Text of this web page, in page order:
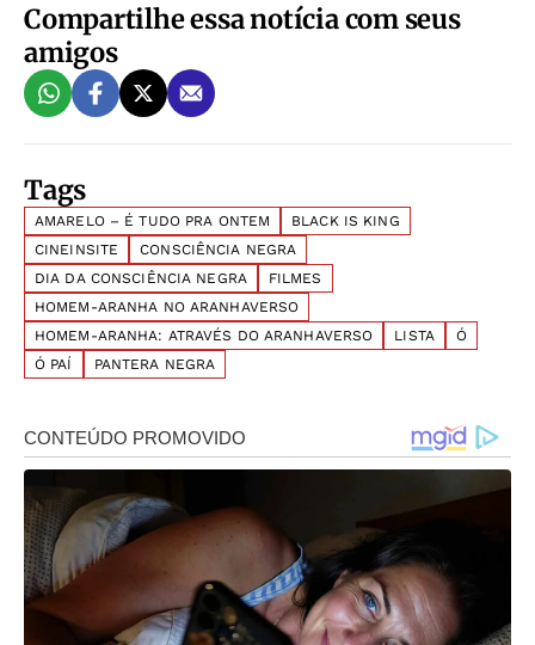
Compartilhe essa notícia com seus
amigos
Tags
AMARELO – É TUDO PRA ONTEM
BLACK IS KING
CINEINSITE
CONSCIÊNCIA NEGRA
DIA DA CONSCIÊNCIA NEGRA
FILMES
HOMEM-ARANHA NO ARANHAVERSO
HOMEM-ARANHA: ATRAVÉS DO ARANHAVERSO
LISTA
Ó
Ó PAÍ
PANTERA NEGRA